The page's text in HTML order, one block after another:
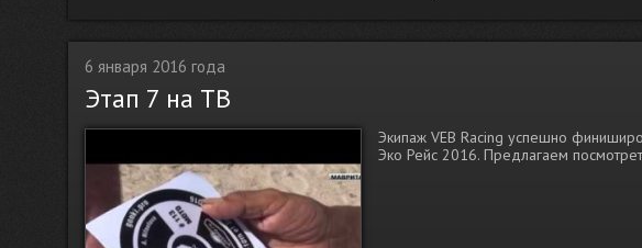
6 января 2016 года
Этап 7 на ТВ
Экипаж VEB Racing успешно
Эко Рейс 2016. Предлагаем